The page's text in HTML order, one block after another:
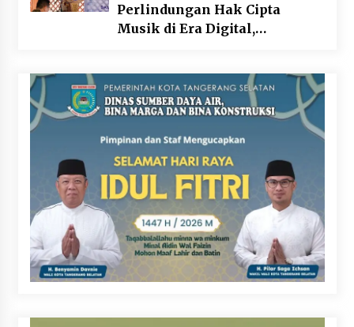
Perlindungan Hak Cipta
Musik di Era Digital,